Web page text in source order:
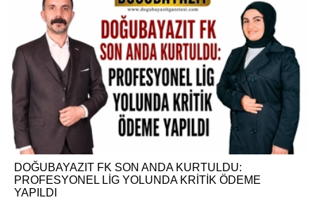
DOĞUBAYAZIT FK SON ANDA KURTULDU:
PROFESYONEL LİG YOLUNDA KRİTİK ÖDEME
YAPILDI